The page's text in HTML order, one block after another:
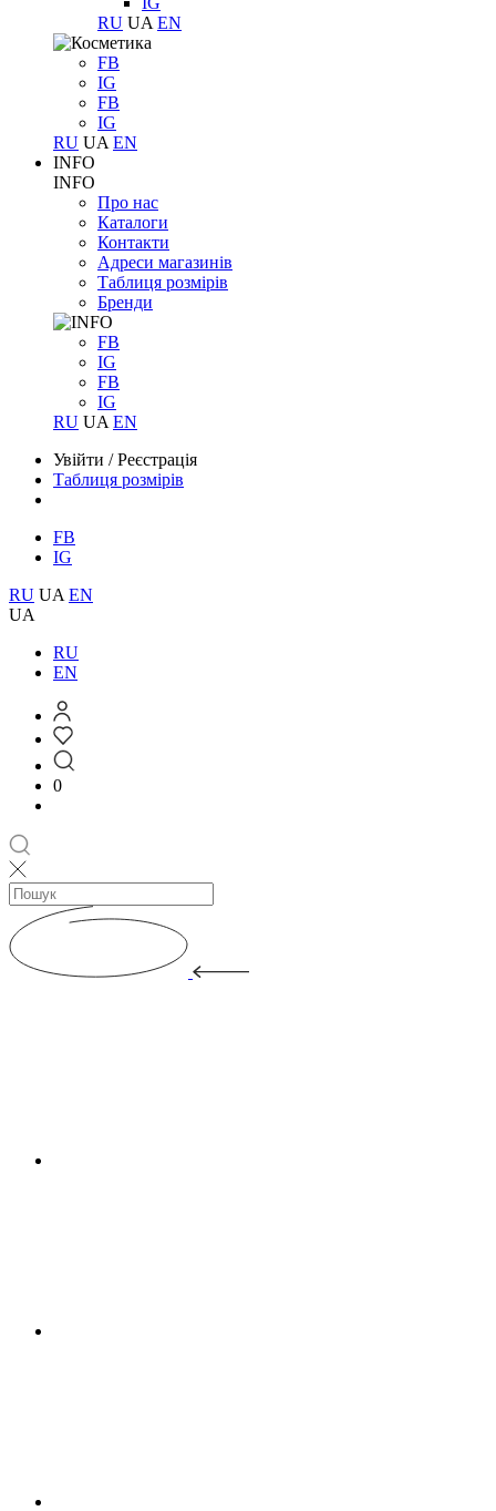
RU UA EN
FB
IG
FB
IG
RU UA EN
INFO
INFO
Про нас
Каталоги
Контакти
Адреси магазинів
Таблиця розмірів
Бренди
FB
IG
FB
IG
RU UA EN
Увійти /Реєстрація
Таблиця розмірів
FB
IG
RU UA EN
UA
RU
EN
0